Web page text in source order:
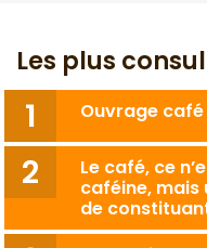
Les plus
Ouvrage
Le café, ce
caféine, mais
de